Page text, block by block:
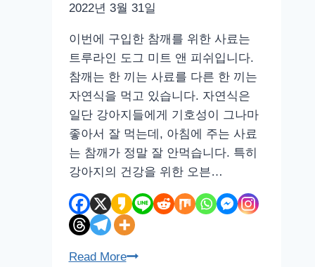
2022년 3월 31일
이번에 구입한 참깨를 위한 사료는
트루라인 도그 미트 앤 피쉬입니다.
참깨는 한 끼는 사료를 다른 한 끼는
자연식을 먹고 있습니다. 자연식은
일단 강아지들에게 기호성이 그나마
좋아서 잘 먹는데, 아침에 주는 사료
는 참깨가 정말 잘 안먹습니다. 특히
강아지의 건강을 위한 오븐…
Read More트